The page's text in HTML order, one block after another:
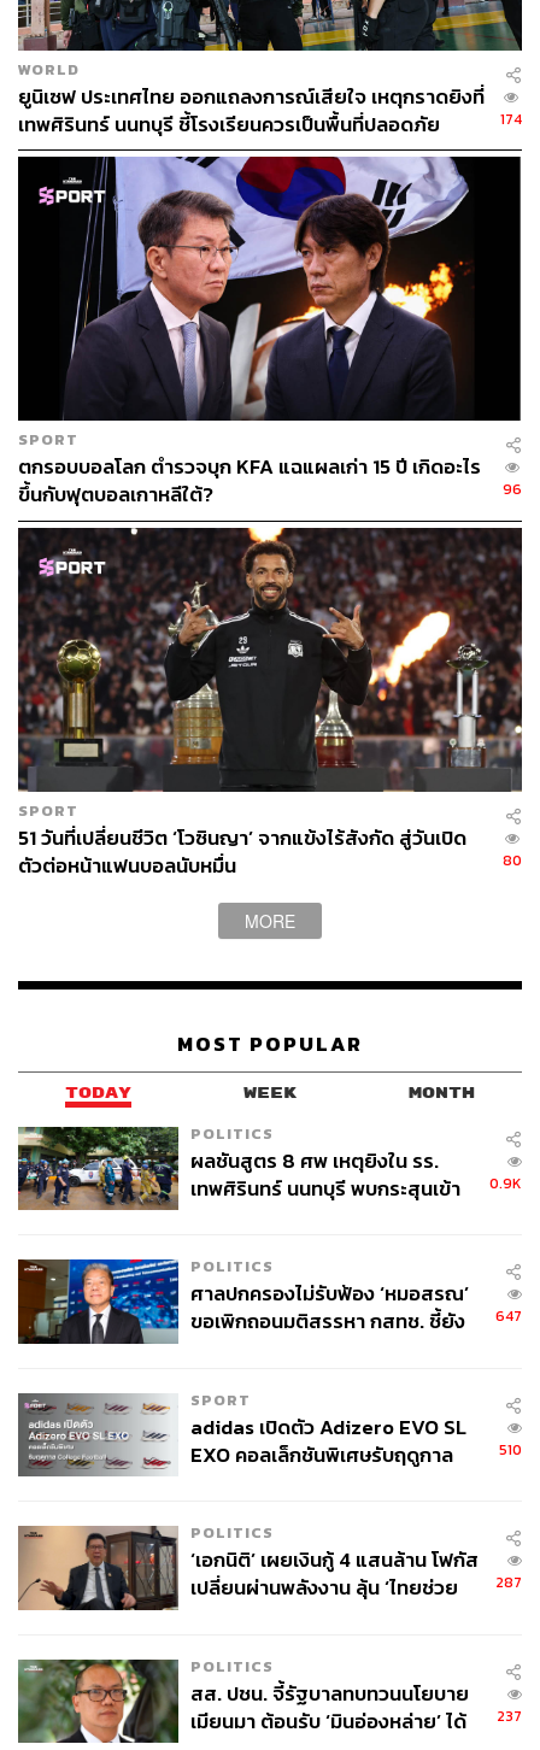
WORLD
ยูนิเซฟ ประเทศไทย ออกแถลงการณ์เสียใจ เหตุกราดยิงที่
เทพศิรินทร์ นนทบุรี ชี้โรงเรียนควรเป็นพื้นที่ปลอดภัย
174
SPORT
ตกรอบบอลโลก ตำรวจบุก KFA แฉแผลเก่า 15 ปี เกิดอะไร
ขึ้นกับฟุตบอลเกาหลีใต้?
96
SPORT
51 วันที่เปลี่ยนชีวิต ‘โวซินญา’ จากแข้งไร้สังกัด สู่วันเปิด
ตัวต่อหน้าแฟนบอลนับหมื่น
80
MORE
MOST POPULAR
TODAY WEEK MONTH
POLITICS
ผลชันสูตร 8 ศพ เหตุยิงใน รร.
เทพศิรินทร์ นนทบุรี พบกระสุนเข้า
0.9K
POLITICS
ศาลปกครองไม่รับฟ้อง ‘หมอสรณ’
ขอเพิกถอนมติสรรหา กสทช. ชี้ยัง
647
SPORT
adidas เปิดตัว Adizero EVO SL
EXO คอลเล็กชันพิเศษรับฤดูกาล
510
POLITICS
‘เอกนิติ’ เผยเงินกู้ 4 แสนล้าน โฟกัส
เปลี่ยนผ่านพลังงาน ลุ้น ‘ไทยช่วย
287
POLITICS
สส. ปชน. จี้รัฐบาลทบทวนนโยบาย
เมียนมา ต้อนรับ ‘มินอ่องหล่าย’ ได้
237